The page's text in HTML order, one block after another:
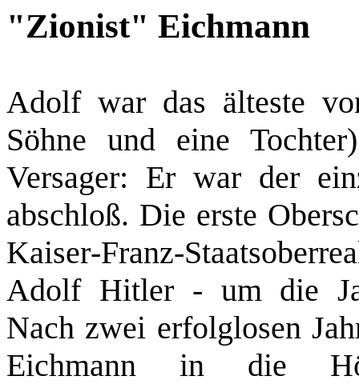
"Zionist" Eichmann
Adolf war das älteste
Söhne und eine
Versager: Er war der
abschloß. Die erste
Kaiser‑Franz-­
Adolf Hitler ‑ um die
Nach zwei erfolglosen
Eichmann in die